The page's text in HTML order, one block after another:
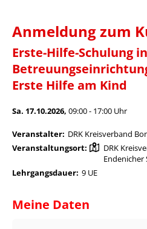
Anmeldung zum
Erste-Hilfe-Schulung
Erste Hilfe am Kind
Sa. 17.10.2026, 09:00 - 17:00 Uhr
Veranstalter: DRK Kreisverband
Veranstaltungsort:
DRK
Endenicher
Lehrgangsdauer: 9 UE
Meine Daten